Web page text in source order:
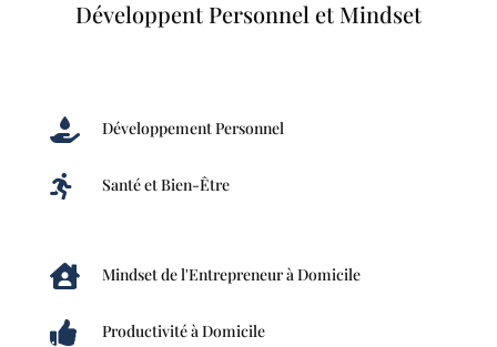
Développent Personnel et Mindset
 Développement Personnel
 Santé et Bien-Être
 Mindset de l'Entrepreneur à Domicile
 Productivité à Domicile